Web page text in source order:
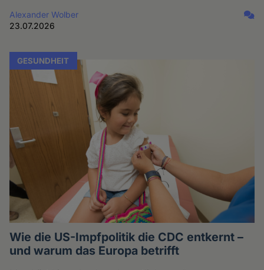
Alexander Wolber
23.07.2026
GESUNDHEIT
Wie die US-Impfpolitik die CDC entkernt –
und warum das Europa betrifft